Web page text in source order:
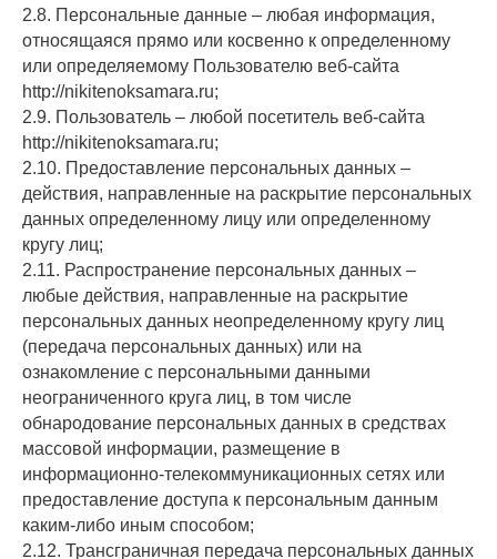
2.8. Персональные данные – любая информация,
относящаяся прямо или косвенно к определенному
или определяемому Пользователю веб-сайта
http://nikitenoksamara.ru;
2.9. Пользователь – любой посетитель веб-сайта
http://nikitenoksamara.ru;
2.10. Предоставление персональных данных –
действия, направленные на раскрытие персональных
данных определенному лицу или определенному
кругу лиц;
2.11. Распространение персональных данных –
любые действия, направленные на раскрытие
персональных данных неопределенному кругу лиц
(передача персональных данных) или на
ознакомление с персональными данными
неограниченного круга лиц, в том числе
обнародование персональных данных в средствах
массовой информации, размещение в
информационно-телекоммуникационных сетях или
предоставление доступа к персональным данным
каким-либо иным способом;
2.12. Трансграничная передача персональных данных